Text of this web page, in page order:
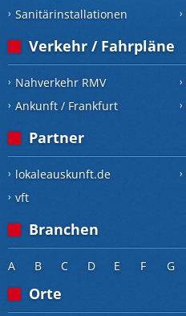
Sanitärinstallationen
Verkehr / Fahrpläne
Nahverkehr RMV
Ankunft / Frankfurt
Partner
lokaleauskunft.de
vft
Branchen
A B C D E F G
Orte